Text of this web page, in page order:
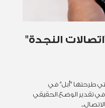
بـ"اتصالات النجدة"
طرحتها "أبل" في
في تقدير الوضع الحقيقي